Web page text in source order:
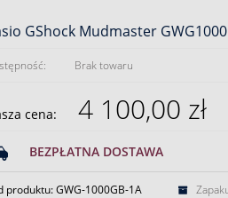
GShock Mudmaster
Brak towaru
cena: 4 100,00 zł
BEZPŁATNA DOSTAWA
produktu: GWG-1000GB-1A